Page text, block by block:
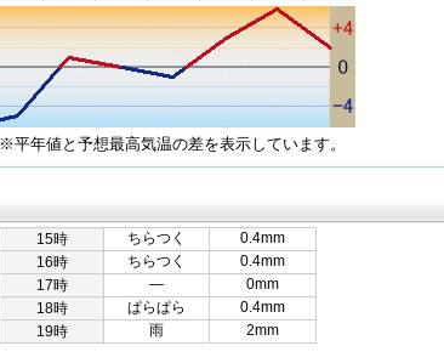
※平年値と予想最高気温の差を表示しています。
15時 ちらつく
0.4mm
16時
ちらつく
0.4mm
17時
―
0mm
18時
ぱらぱら
0.4mm
19時
雨 2mm